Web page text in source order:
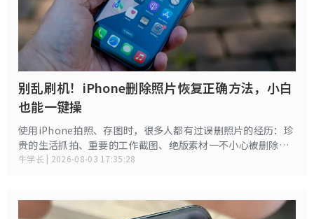
别乱刷机！iPhone删除照片恢复正确方法，小白
也能一键操
使用iPhone拍照、存图时，很多人都有过误删照片的经历：珍
贵的生活抓拍、重要的工作截图、绝版素材一不小心被删除，
甚至清空了最近删除相册，让人无比着急。不同于电脑，苹果
牛学长 | 2026-08-03 17:35:28